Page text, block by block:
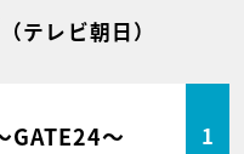
（テレビ朝日）
GATE24～ 1